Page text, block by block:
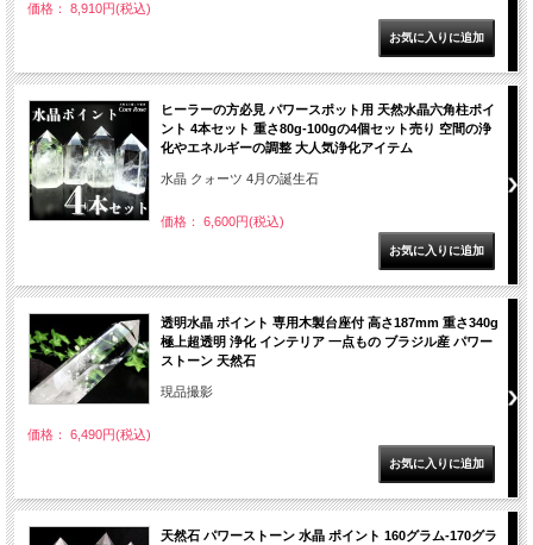
価格： 8,910円(税込)
ヒーラーの方必見 パワースポット用 天然水晶六角柱ポイ
ント 4本セット 重さ80g-100gの4個セット売り 空間の浄
化やエネルギーの調整 大人気浄化アイテム
水晶 クォーツ 4月の誕生石
価格： 6,600円(税込)
透明水晶 ポイント 専用木製台座付 高さ187mm 重さ340g
極上超透明 浄化 インテリア 一点もの ブラジル産 パワー
ストーン 天然石
現品撮影
価格： 6,490円(税込)
天然石 パワーストーン 水晶 ポイント 160グラム-170グラ